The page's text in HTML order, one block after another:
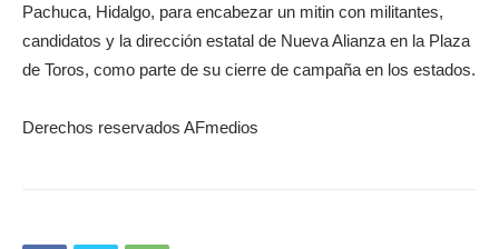
Pachuca, Hidalgo, para encabezar un mitin con militantes,
candidatos y la dirección estatal de Nueva Alianza en la Plaza
de Toros, como parte de su cierre de campaña en los estados.
Derechos reservados AFmedios